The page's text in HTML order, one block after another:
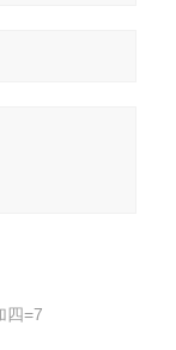
四=7